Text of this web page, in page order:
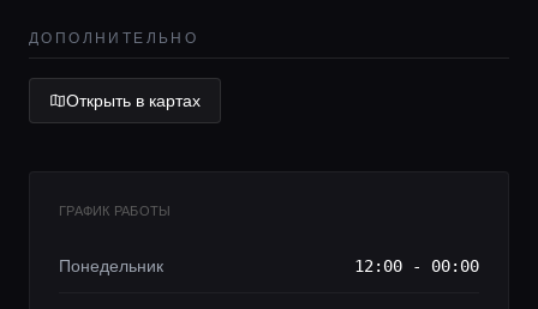
Lifestyle журнал
ДОПОЛНИТЕЛЬНО
Открыть в картах
ГРАФИК РАБОТЫ
Понедельник 12:00 - 00:00